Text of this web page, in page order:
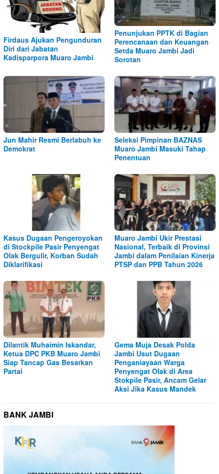
Firdaus Ajukan Pengunduran
Diri dari Jabatan
Kadisparpora Muaro Jambi
Penunjukan PPTK di Bagian
Perencanaan dan Keuangan
Setda Muaro Jambi Jadi
Sorotan
Jun Mahir Resmi Berlabuh ke
Demokrat
Seleksi Pimpinan BAZNAS
Muaro Jambi Masuki Tahap
Penentuan
Kasus Dugaan Pengeroyokan
di Stockpile Pasir Penyengat
Olak Bergulir, Korban Sudah
Diklarifikasi
Muaro Jambi Ukir Prestasi
Nasional, Terbaik di Provinsi
Jambi dalam Penilaian Kinerja
PTSP dan PPB Tahun 2026
Dilantik Muhaimin Iskandar,
Ketua DPC PKB Muaro Jambi
Siap Tancap Gas Besarkan
Partai
Gema Muja Desak Polda
Jambi Usut Dugaan
Penganiayaan Warga
Penyengat Olak di Area
Stokpile Pasir, Ancam Gelar
Aksi Jika Kasus Mandek
BANK JAMBI